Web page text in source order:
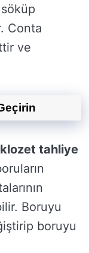
söküp
Conta
ve
klozet tahliye
Boruyu
boruyu